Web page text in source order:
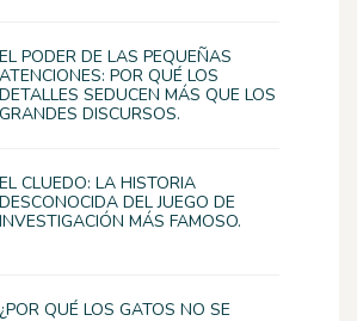
EL PODER DE LAS PEQUEÑAS
ATENCIONES: POR QUÉ LOS
DETALLES SEDUCEN MÁS QUE LOS
GRANDES DISCURSOS.
EL CLUEDO: LA HISTORIA
DESCONOCIDA DEL JUEGO DE
INVESTIGACIÓN MÁS FAMOSO.
¿POR QUÉ LOS GATOS NO SE